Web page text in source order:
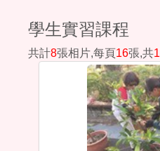
學生實習課程
共計8張相片,每頁16張,共1